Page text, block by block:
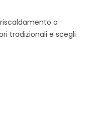
a
tradizionali e scegli